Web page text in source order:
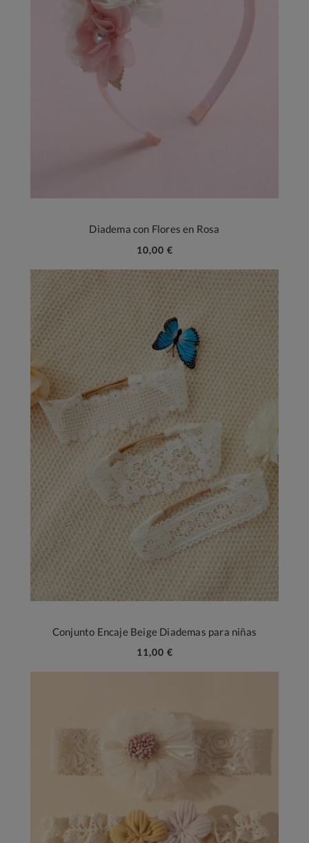
Diadema con Flores en Rosa
10,00 €
Conjunto Encaje Beige Diademas para niñas
11,00 €